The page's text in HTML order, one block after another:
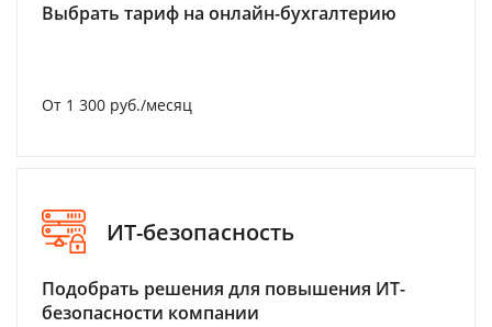
Выбрать тариф на онлайн-бухгалтерию
От 1 300 руб./месяц
ИТ-безопасность
Подобрать решения для повышения ИТ-
безопасности компании